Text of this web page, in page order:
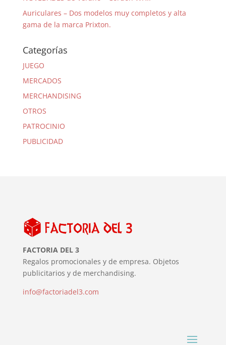
Auriculares – Dos modelos muy completos y alta
gama de la marca Prixton.
Categorías
JUEGO
MERCADOS
MERCHANDISING
OTROS
PATROCINIO
PUBLICIDAD
FACTORIA DEL 3
Regalos promocionales y de empresa. Objetos
publicitarios y de merchandising.
info@factoriadel3.com